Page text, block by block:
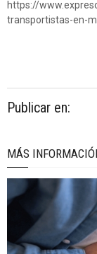
https://
transportistas-en-
Publicar en:
MÁS